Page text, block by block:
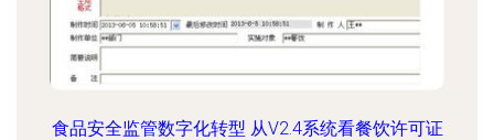
食品安全监管数字化转型 从V2.4系统看餐饮许可证